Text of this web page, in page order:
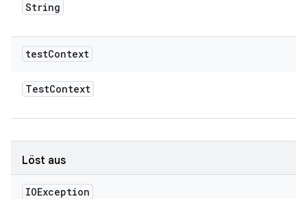
String
testContext
TestContext
Löst aus
IOException